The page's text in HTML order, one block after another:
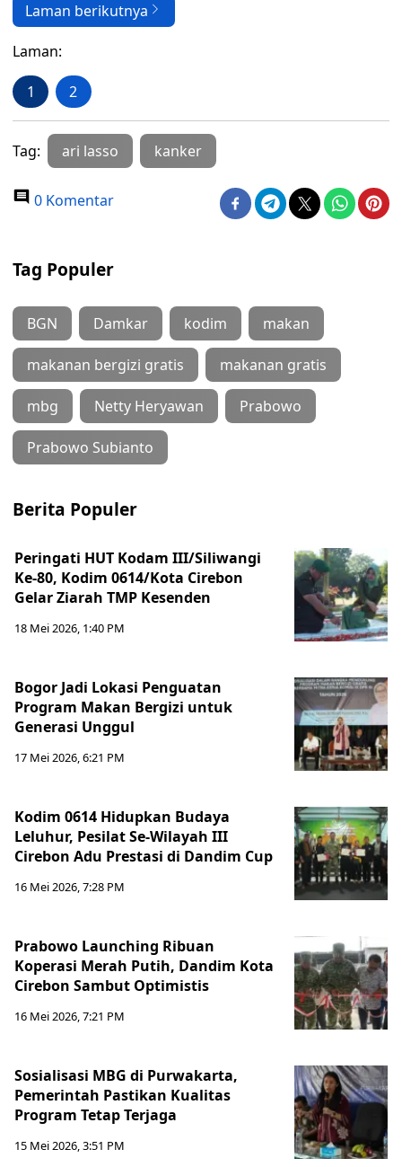
Laman berikutnya
Laman:
1 2
Tag: ari lasso kanker
0 Komentar
Tag Populer
BGN Damkar kodim makan
makanan bergizi gratis makanan gratis
mbg Netty Heryawan Prabowo
Prabowo Subianto
Berita Populer
Peringati HUT Kodam III/Siliwangi
Ke-80, Kodim 0614/Kota Cirebon
Gelar Ziarah TMP Kesenden
18 Mei 2026, 1:40 PM
Bogor Jadi Lokasi Penguatan
Program Makan Bergizi untuk
Generasi Unggul
17 Mei 2026, 6:21 PM
Kodim 0614 Hidupkan Budaya
Leluhur, Pesilat Se-Wilayah III
Cirebon Adu Prestasi di Dandim Cup
16 Mei 2026, 7:28 PM
Prabowo Launching Ribuan
Koperasi Merah Putih, Dandim Kota
Cirebon Sambut Optimistis
16 Mei 2026, 7:21 PM
Sosialisasi MBG di Purwakarta,
Pemerintah Pastikan Kualitas
Program Tetap Terjaga
15 Mei 2026, 3:51 PM